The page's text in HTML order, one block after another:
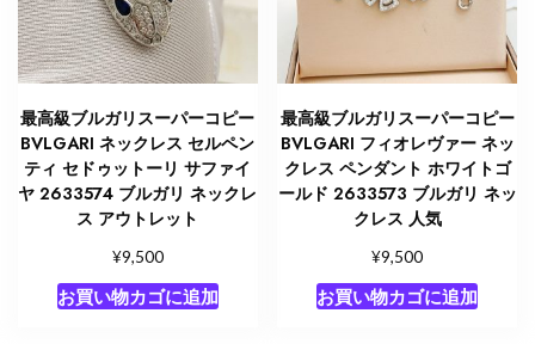
最高級ブルガリスーパーコピー
BVLGARI ネックレス セルペン
ティ セドゥットーリ サファイ
ヤ 2633574 ブルガリ ネックレ
ス アウトレット
¥9,500
お買い物カゴに追加
最高級ブルガリスーパーコピー
BVLGARI フィオレヴァー ネッ
クレス ペンダント ホワイトゴ
ールド 2633573 ブルガリ ネッ
クレス 人気
¥9,500
お買い物カゴに追加